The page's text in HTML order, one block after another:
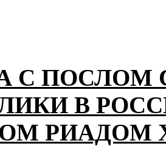
С ПОСЛОМ
В
РИАДОМ